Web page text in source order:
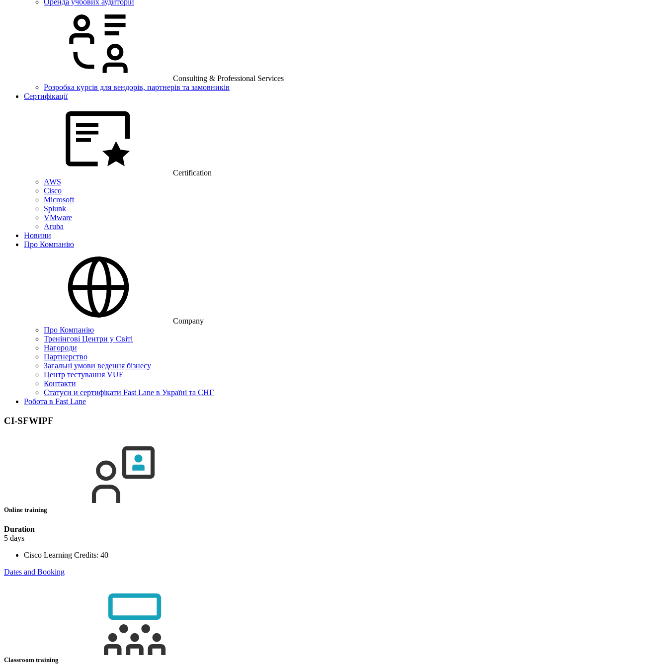
Оренда учбових аудиторій
Consulting & Professional Services
Розробка курсів для вендорів, партнерів та замовників
Сертифікації
Certification
AWS
Cisco
Microsoft
Splunk
VMware
Aruba
Новини
Про Компанію
Company
Про Компанію
Тренінгові Центри у Світі
Нагороди
Партнерство
Загальні умови ведення бізнесу
Центр тестування VUE
Контакти
Статуси и сертифікати Fast Lane в Україні та СНГ
Робота в Fast Lane
CI-SFWIPF
Online training
Duration
5 days
Cisco Learning Credits: 40
Dates and Booking
Classroom training